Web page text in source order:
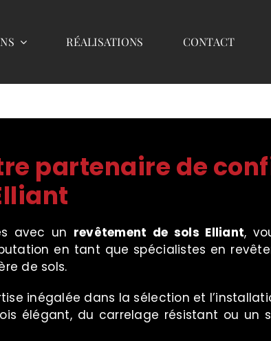
RÉALISATIONS CONTACT
partenaire de
avec un revêtement de sols Elliant,
en tant que spécialistes en
de sols.
inégalée dans la sélection et
élégant, du carrelage résistant ou un